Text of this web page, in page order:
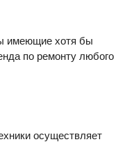
имеющие хотя бы
по ремонту любого
осуществляет